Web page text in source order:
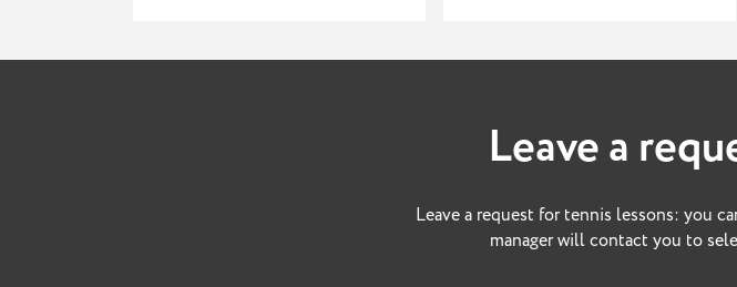
Leave a
Leave a request for tennis lessons: you
manager will contact you to